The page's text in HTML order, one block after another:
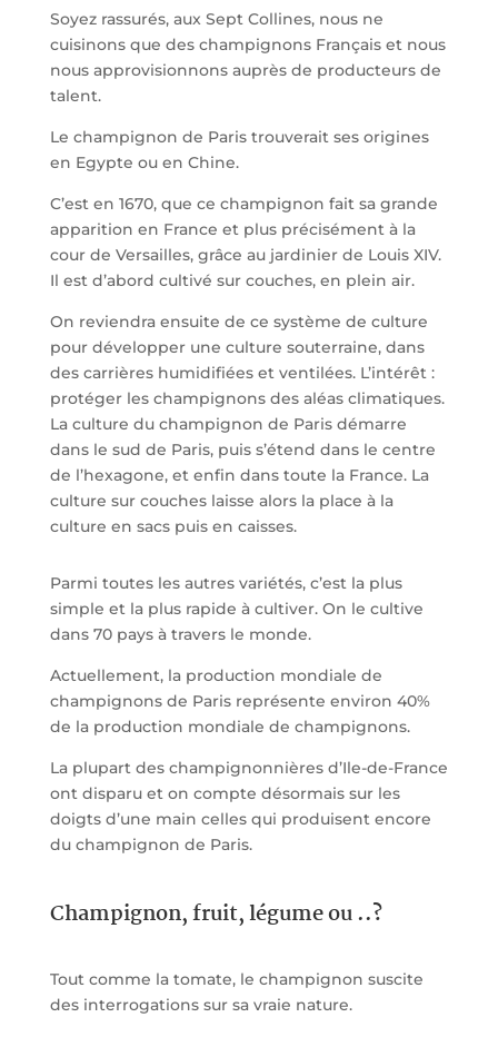
Soyez rassurés, aux Sept Collines, nous ne
cuisinons que des champignons Français et nous
nous approvisionnons auprès de producteurs de
talent.
Le champignon de Paris trouverait ses origines
en Egypte ou en Chine.
C’est en 1670, que ce champignon fait sa grande
apparition en France et plus précisément à la
cour de Versailles, grâce au jardinier de Louis XIV.
Il est d’abord cultivé sur couches, en plein air.
On reviendra ensuite de ce système de culture
pour développer une culture souterraine, dans
des carrières humidifiées et ventilées. L’intérêt :
protéger les champignons des aléas climatiques.
La culture du champignon de Paris démarre
dans le sud de Paris, puis s’étend dans le centre
de l’hexagone, et enfin dans toute la France. La
culture sur couches laisse alors la place à la
culture en sacs puis en caisses.
Parmi toutes les autres variétés, c’est la plus
simple et la plus rapide à cultiver. On le cultive
dans 70 pays à travers le monde.
Actuellement, la production mondiale de
champignons de Paris représente environ 40%
de la production mondiale de champignons.
La plupart des champignonnières d’Ile-de-France
ont disparu et on compte désormais sur les
doigts d’une main celles qui produisent encore
du champignon de Paris.
Champignon, fruit, légume ou ..?
Tout comme la tomate, le champignon suscite
des interrogations sur sa vraie nature.